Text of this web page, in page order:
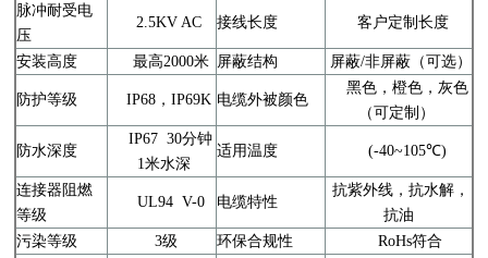
脉冲耐受电
压
2.5KV AC 接线长度 客户定制长度
安装高度 最高2000米 屏蔽结构 屏蔽/非屏蔽（可选）
防护等级 IP68，IP69K 电缆外被颜色
黑色，橙色，灰色
（可定制）
防水深度
IP67 30分钟
1米水深
适用温度 (-40~105℃)
连接器阻燃
等级
UL94 V-0 电缆特性
抗紫外线，抗水解，
抗油
污染等级
3级 环保合规性
RoHs符合